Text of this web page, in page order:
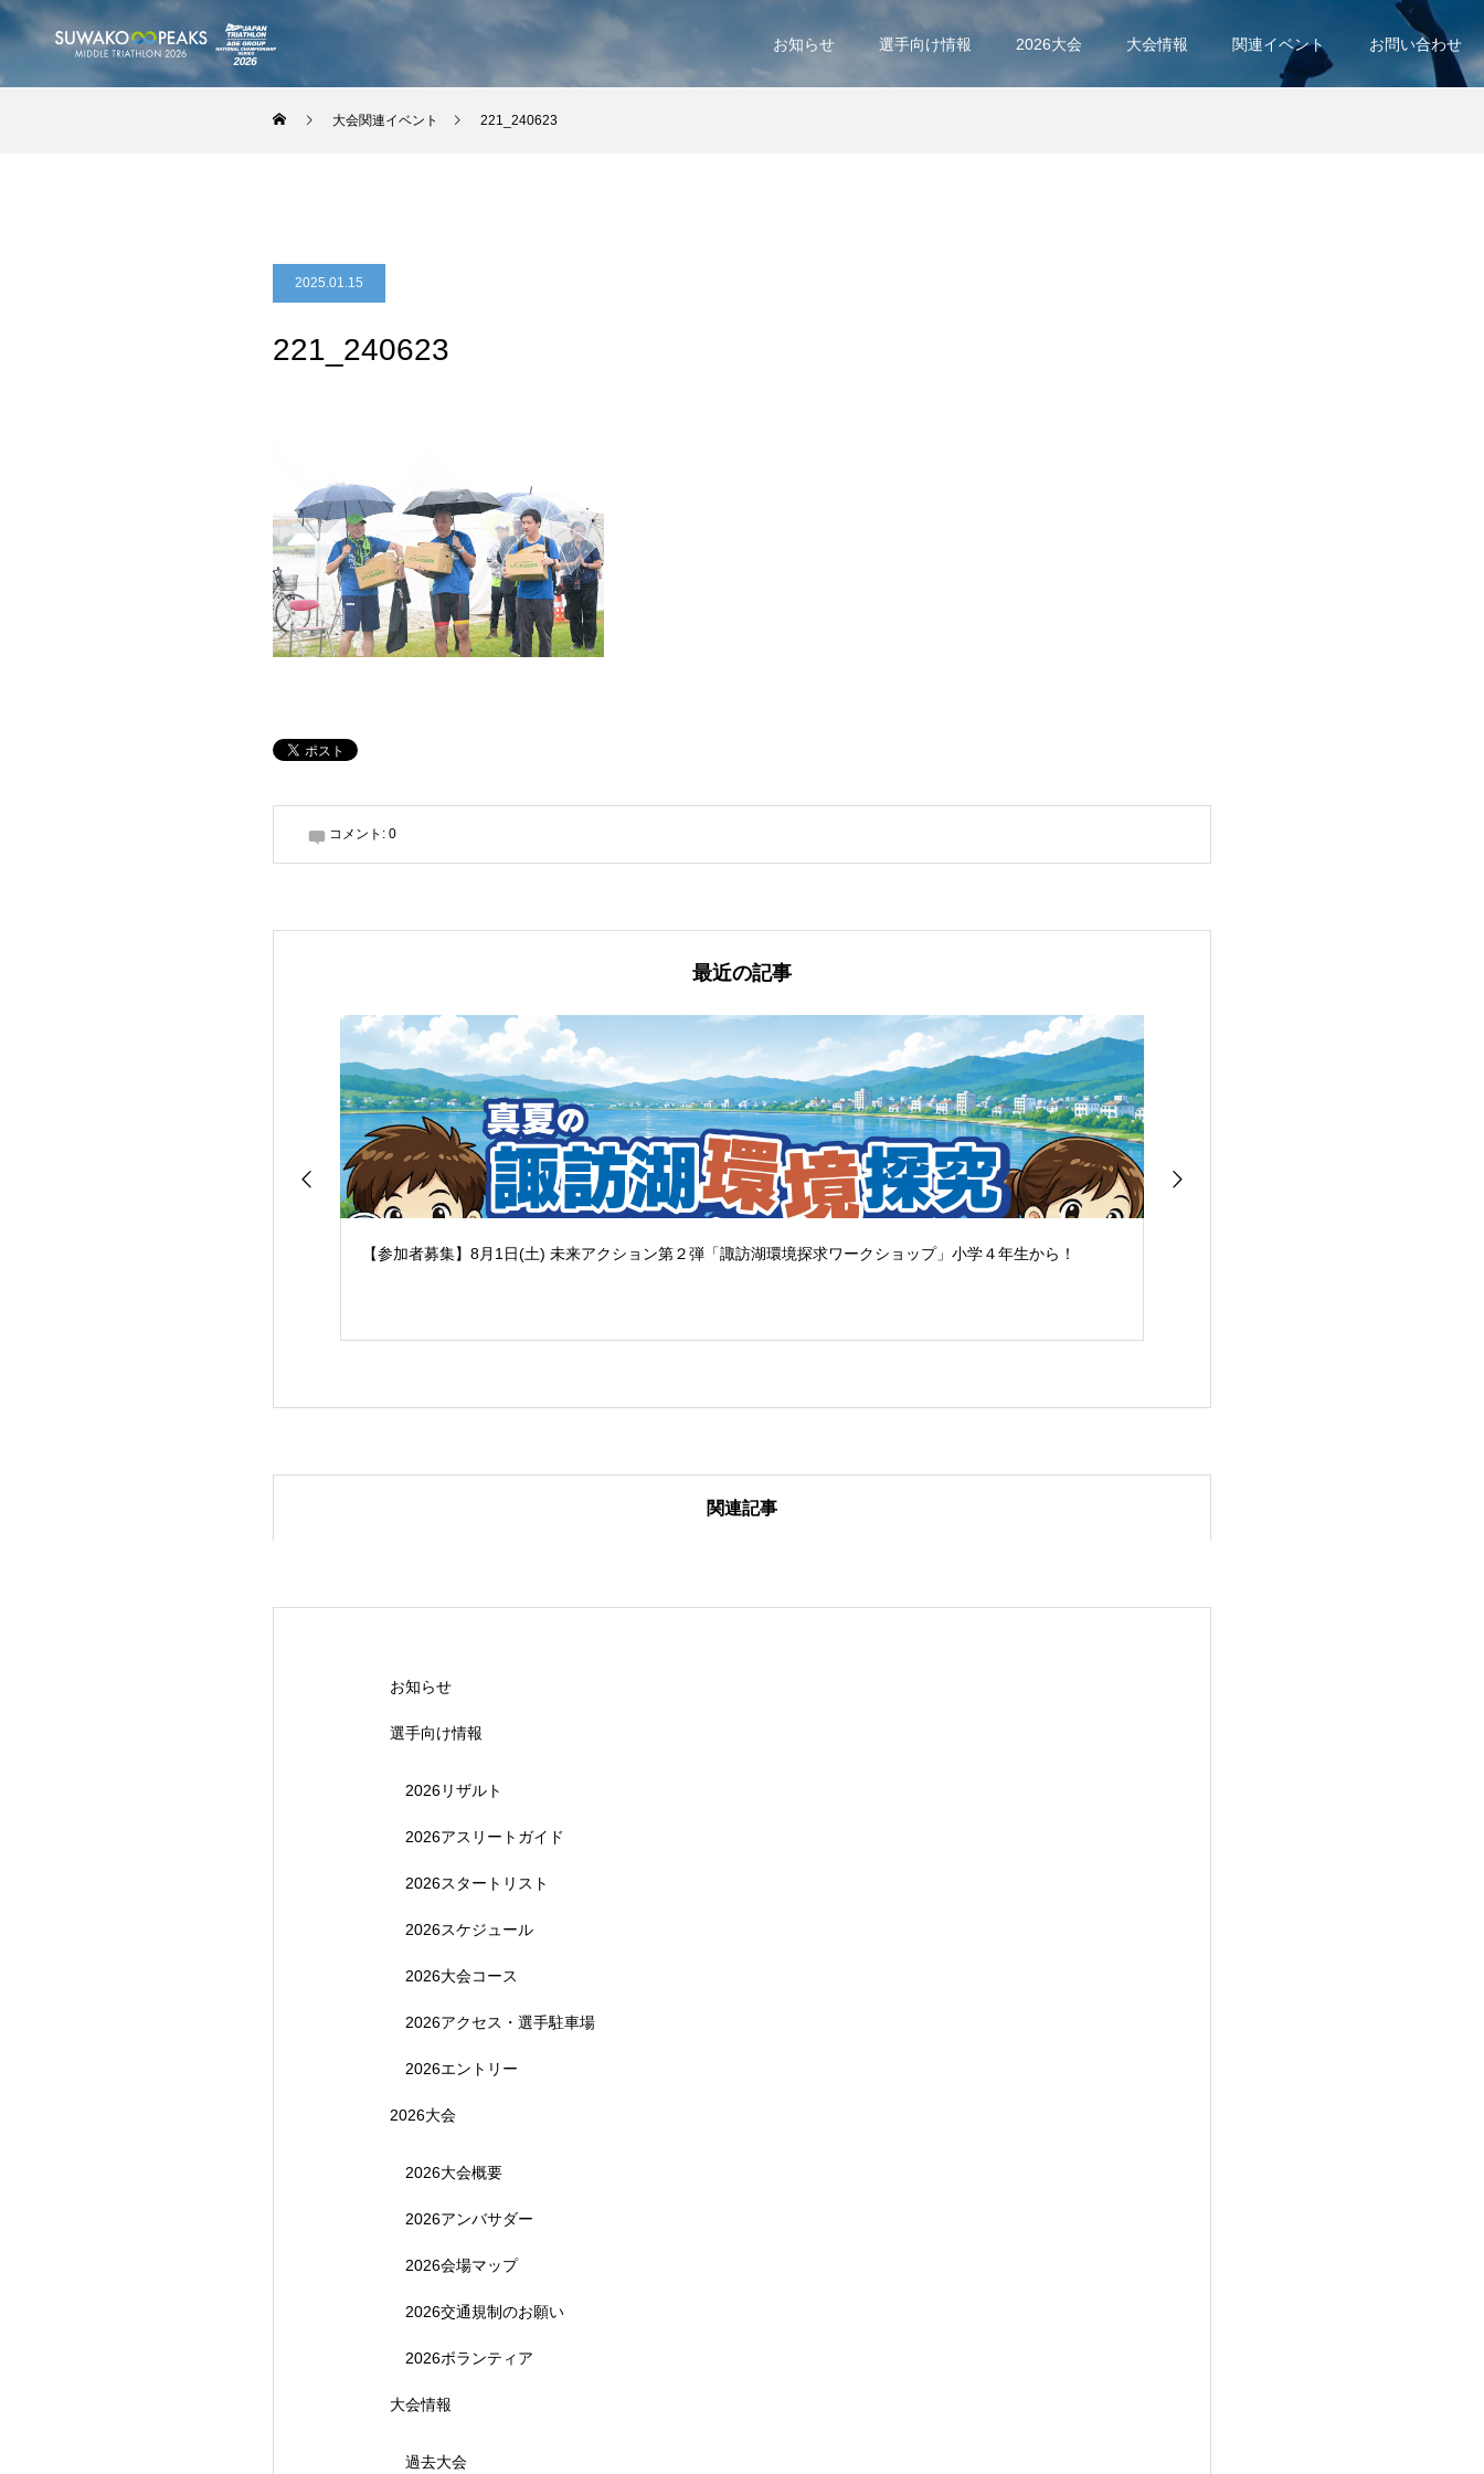
お知らせ 選手向け情報 2026大会 大会情報 関連イベント お問い合わせ
大会関連イベント 221_240623
2025.01.15
221_240623
コメント: 0
最近の記事
【参加者募集】8月1日(土) 未来アクション第２弾「諏訪湖環境探求ワークショップ」小学４年生から！
【受付終了】参加費無料! 5月6日(祝) 「小学生ラン教室」
関連記事
お知らせ
選手向け情報
2026リザルト
2026アスリートガイド
2026スタートリスト
2026スケジュール
2026大会コース
2026アクセス・選手駐車場
2026エントリー
2026大会
2026大会概要
2026アンバサダー
2026会場マップ
2026交通規制のお願い
2026ボランティア
大会情報
過去大会